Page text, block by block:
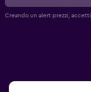
Creando un alert prezzi, accetti